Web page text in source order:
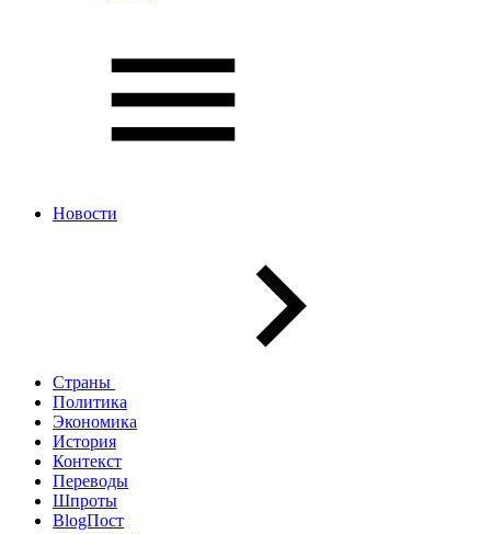
Новости
Страны
Политика
Экономика
История
Контекст
Переводы
Шпроты
BlogПост